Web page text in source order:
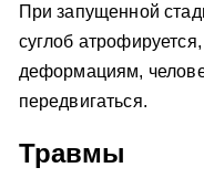
При запущенной
суглоб
деформациям,
передвигаться.
Травмы